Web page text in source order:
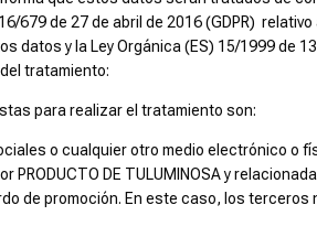
679 de 27 de abril de 2016 (GDPR)
y la Ley Orgánica (ES) 15/1999 de
tratamiento:
para realizar el tratamiento son:
o cualquier otro medio electrónico o
DE TULUMINOSA y
de promoción. En este caso, los